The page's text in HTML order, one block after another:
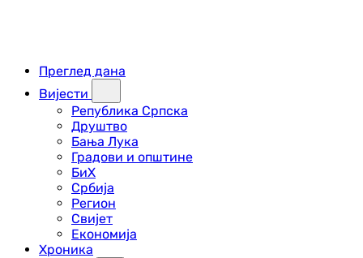
Преглед дана
Вијести
Република Српска
Друштво
Бања Лука
Градови и општине
БиХ
Србија
Регион
Свијет
Економија
Хроника